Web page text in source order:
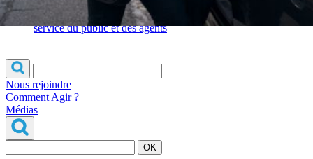
Le dialogue social engagé pour une Intelligence Artificielle au
service du public et des agents
Nous rejoindre
Comment Agir ?
Médias
OK